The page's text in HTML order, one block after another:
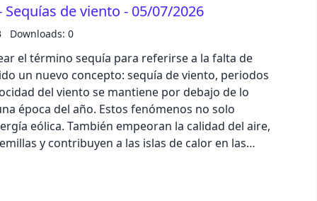
de viento - 05/07/2026
Downloads: 0
el término sequía para referirse a la falta de
un nuevo concepto: sequía de viento, periodos
del viento se mantiene por debajo de lo
época del año. Estos fenómenos no solo
eólica. También empeoran la calidad del aire,
y contribuyen a las islas de calor en las